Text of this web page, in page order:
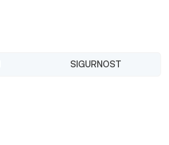
SIGURNOST